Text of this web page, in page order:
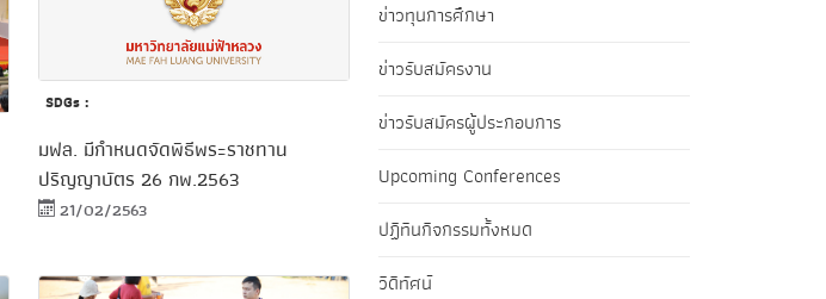
SDGs :
มฟล. มีกำหนดจัดพิธีพระราชทาน
ปริญญาบัตร 26 กพ.2563
21/02/2563
ข่าวทุนการศึกษา
ข่าวรับสมัครงาน
ข่าวรับสมัครผู้ประกอบการ
Upcoming Conferences
ปฏิทินกิจกรรมทั้งหมด
วิดีทัศน์